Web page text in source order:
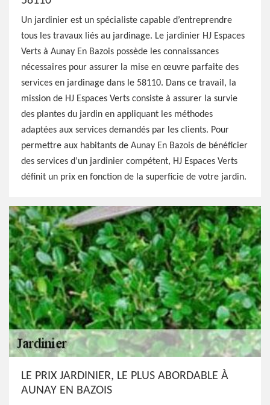
Un jardinier est un spécialiste capable d’entreprendre
tous les travaux liés au jardinage. Le jardinier HJ Espaces
Verts à Aunay En Bazois possède les connaissances
nécessaires pour assurer la mise en œuvre parfaite des
services en jardinage dans le 58110. Dans ce travail, la
mission de HJ Espaces Verts consiste à assurer la survie
des plantes du jardin en appliquant les méthodes
adaptées aux services demandés par les clients. Pour
permettre aux habitants de Aunay En Bazois de bénéficier
des services d’un jardinier compétent, HJ Espaces Verts
définit un prix en fonction de la superficie de votre jardin.
LE PRIX JARDINIER, LE PLUS ABORDABLE À
AUNAY EN BAZOIS